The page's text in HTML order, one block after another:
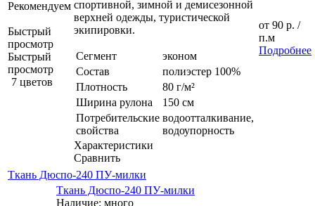
Рекомендуем
Быстрый
просмотр
Быстрый
просмотр
7 цветов
спортивной, зимной и демисезонной
верхней одежды, туристической
экипировки.
Сегмент
эконом
Состав
полиэстер 100%
Плотность
80 г/м²
Ширина рулона
150 см
Потребительские
свойства
водоотталкивание,
водоупорность
Характеристики
Сравнить
от 90 р. /
п.м
Подробнее
Ткань Дюспо-240 ПУ-милки
Ткань Дюспо-240 ПУ-милки
Наличие: много